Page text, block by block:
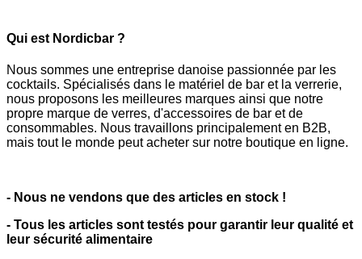
Qui est Nordicbar ?
Nous sommes une entreprise danoise passionnée par les
cocktails. Spécialisés dans le matériel de bar et la verrerie,
nous proposons les meilleures marques ainsi que notre
propre marque de verres, d'accessoires de bar et de
consommables. Nous travaillons principalement en B2B,
mais tout le monde peut acheter sur notre boutique en ligne.
- Nous ne vendons que des articles en stock !
- Tous les articles sont testés pour garantir leur qualité et
leur sécurité alimentaire